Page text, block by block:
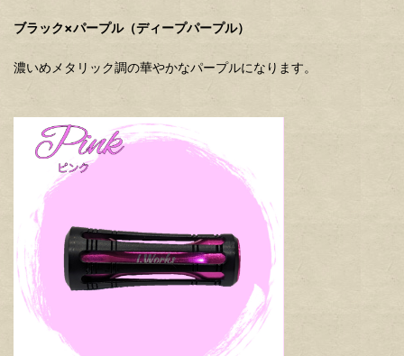
ブラック×パープル（ディープパープル）
濃いめメタリック調の華やかなパープルになります。